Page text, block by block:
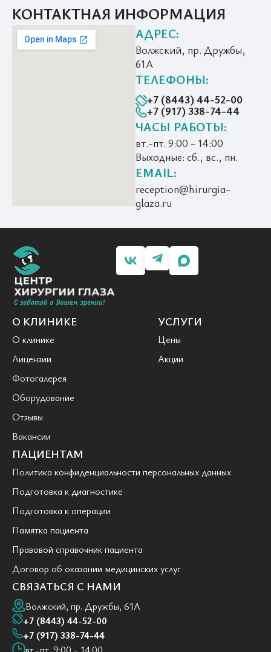
КОНТАКТНАЯ ИНФОРМАЦИЯ
АДРЕС:
Волжский, пр. Дружбы,
61А
ТЕЛЕФОНЫ:
+7 (8443) 44-52-00
+7 (917) 338-74-44
ЧАСЫ РАБОТЫ:
вт.-пт. 9:00 - 14:00
Выходные: сб., вс., пн.
EMAIL:
reception@hirurgia-
glaza.ru
О КЛИНИКЕ
О клинике
Лицензии
Фотогалерея
Оборудование
Отзывы
Вакансии
УСЛУГИ
Цены
Акции
ПАЦИЕНТАМ
Политика конфиденциальности персональных данных
Подготовка к диагностике
Подготовка к операции
Памятка пациента
Правовой справочник пациента
Договор об оказании медицинских услуг
СВЯЗАТЬСЯ С НАМИ
Волжский, пр. Дружбы, 61А
+7 (8443) 44-52-00
+7 (917) 338-74-44